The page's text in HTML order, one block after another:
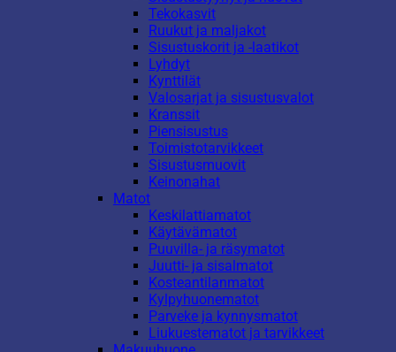
Tekokasvit
Ruukut ja maljakot
Sisustuskorit ja -laatikot
Lyhdyt
Kynttilät
Valosarjat ja sisustusvalot
Kranssit
Piensisustus
Toimistotarvikkeet
Sisustusmuovit
Keinonahat
Matot
Keskilattiamatot
Käytävämatot
Puuvilla- ja räsymatot
Juutti- ja sisalmatot
Kosteantilanmatot
Kylpyhuonematot
Parveke ja kynnysmatot
Liukuestematot ja tarvikkeet